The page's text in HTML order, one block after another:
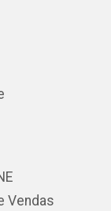
Vendas